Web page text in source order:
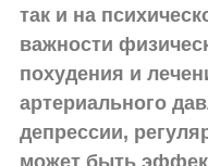
так и на
важности
похудения и
артериального
депрессии,
может быть